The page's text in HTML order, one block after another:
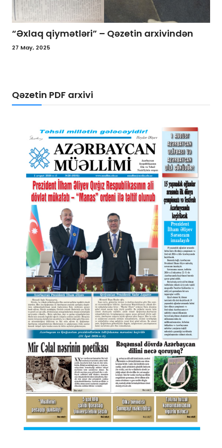
“Son zəng” – Həyata çağırış
21 May, 2025
Qəzetin PDF arxivi